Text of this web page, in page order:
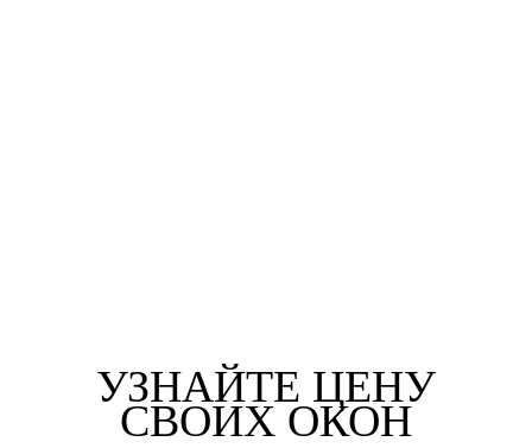
УЗНАЙТЕ ЦЕНУ
СВОИХ ОКОН